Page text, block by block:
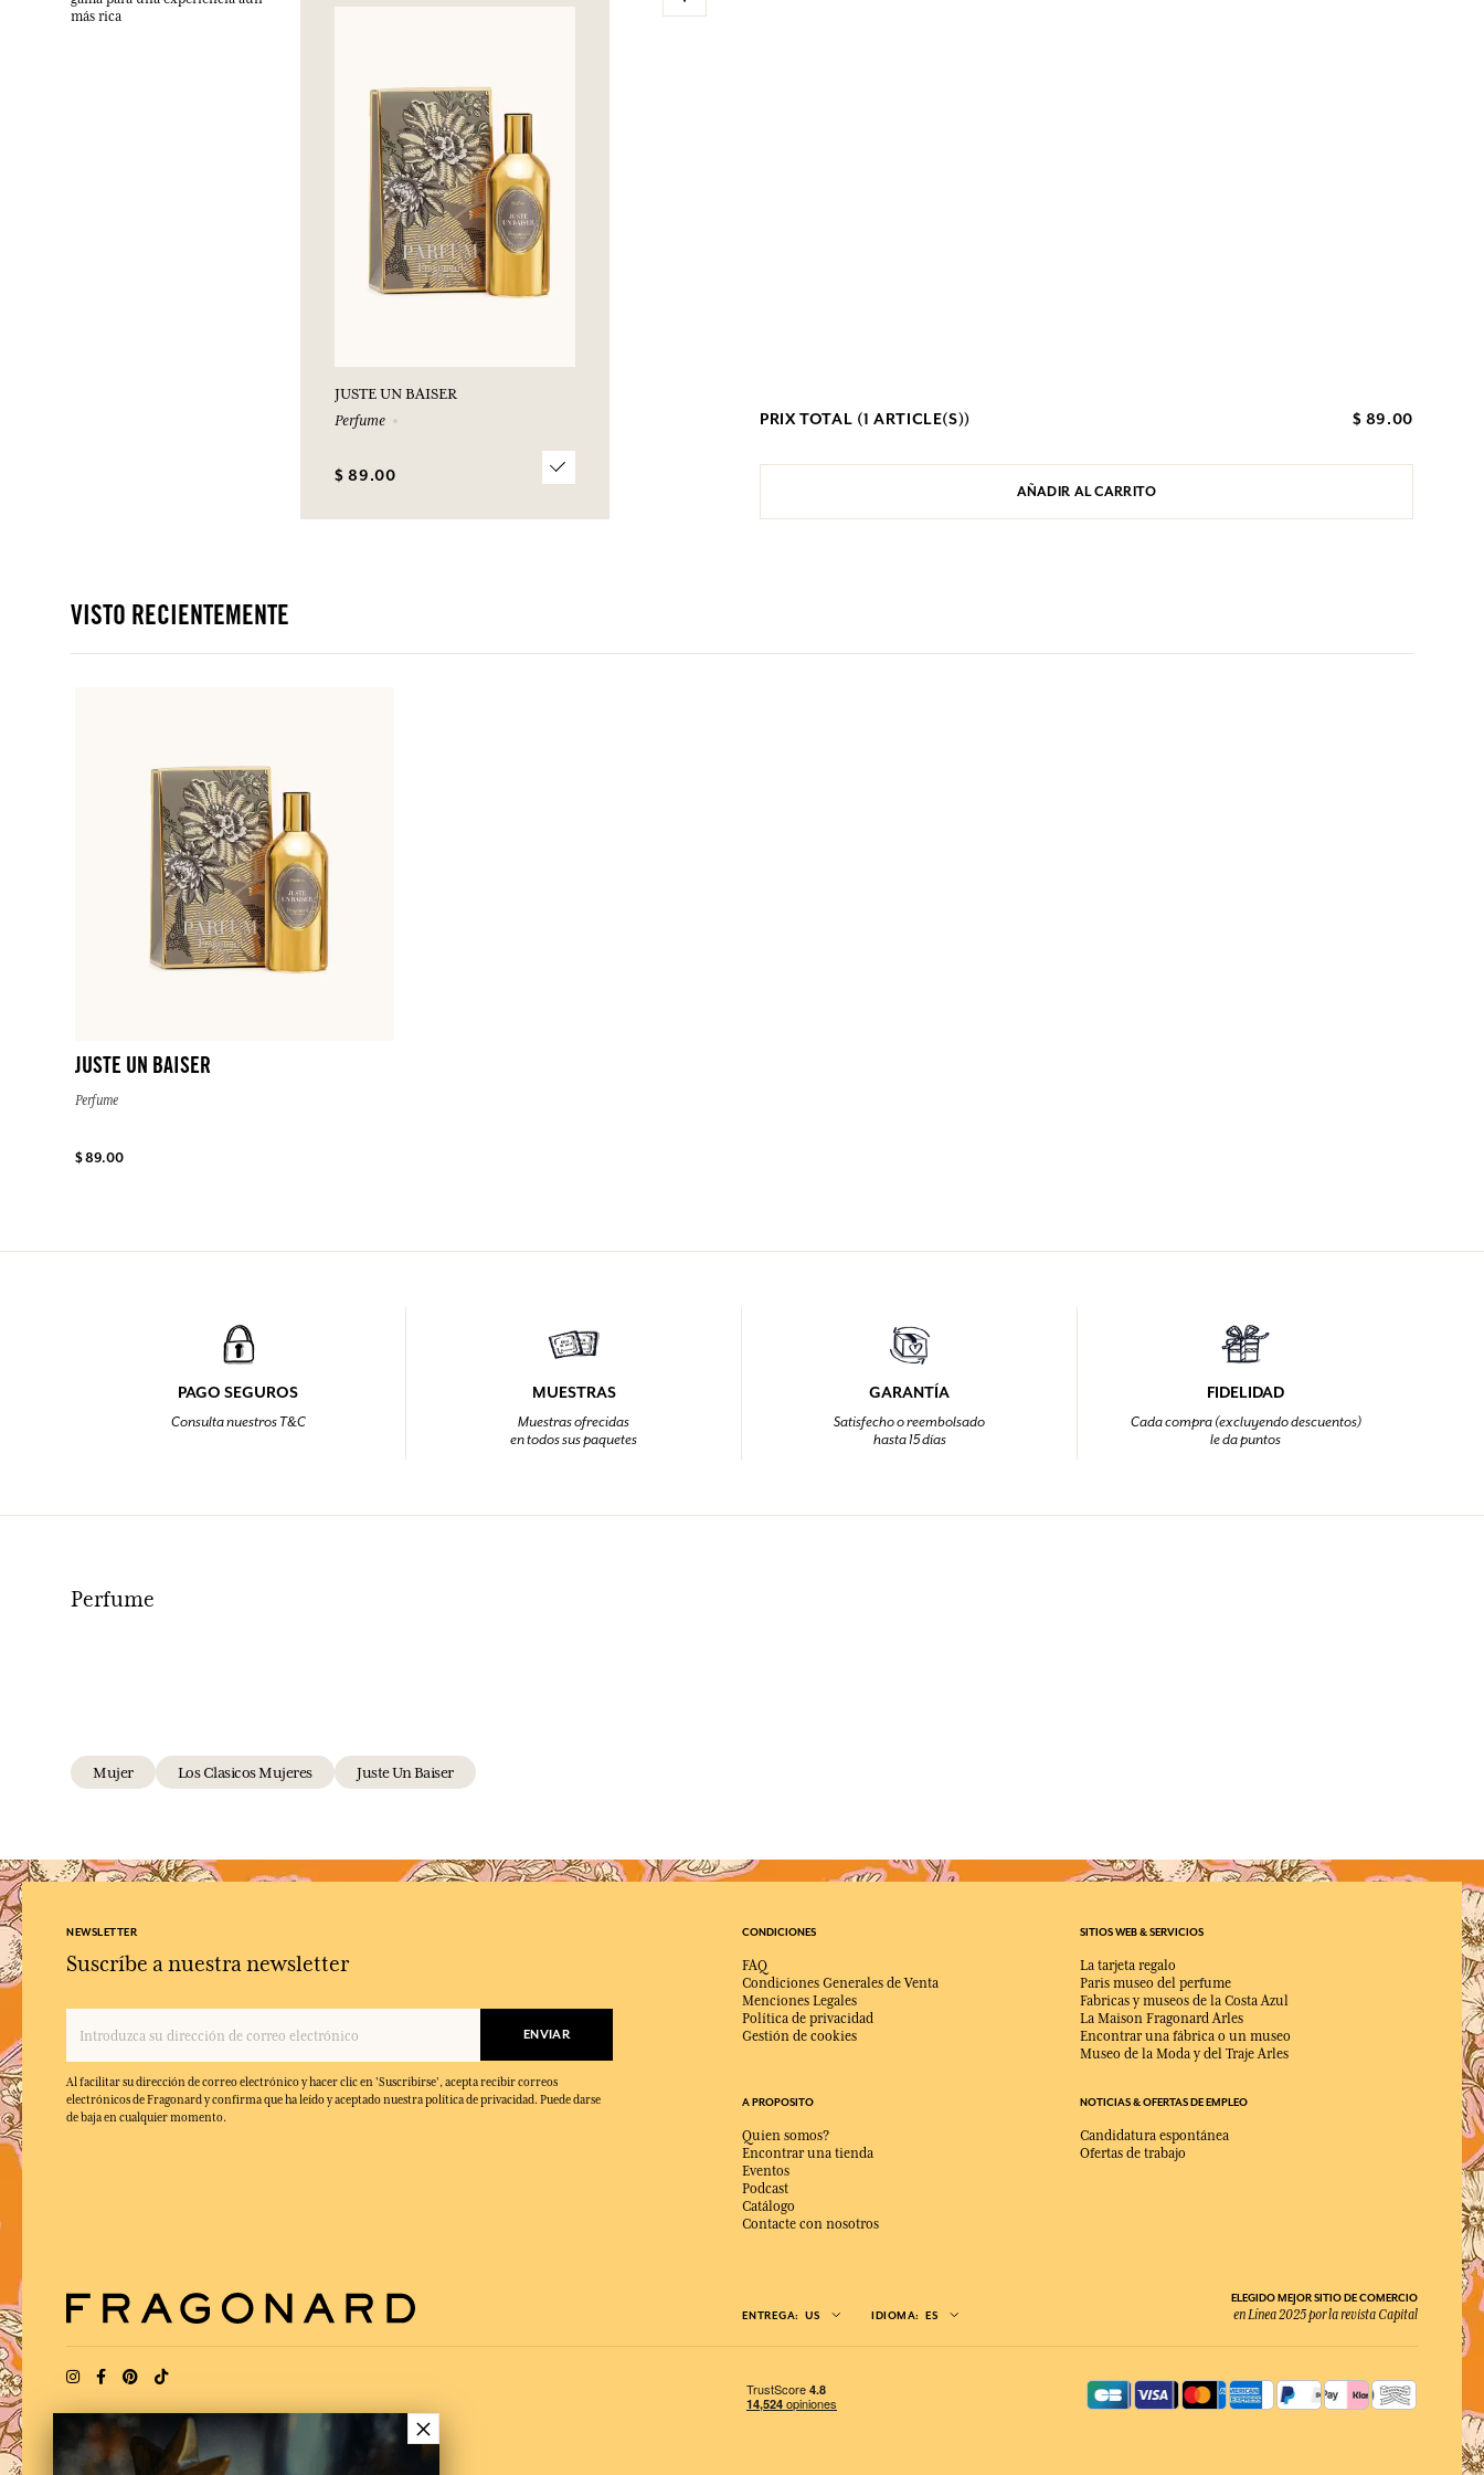
más rica
JUSTE UN BAISER
Perfume
$ 89.00
PRIX TOTAL (1 ARTICLE(S)) $ 89.00
AÑADIR AL CARRITO
VISTO RECIENTEMENTE
JUSTE UN BAISER
Perfume
$ 89.00
PAGO SEGUROS
Consulta nuestros T&C
MUESTRAS
Muestras ofrecidas
en todos sus paquetes
GARANTÍA
Satisfecho o reembolsado
hasta 15 días
FIDELIDAD
Cada compra (excluyendo descuentos)
le da puntos
Perfume
Mujer Los Clasicos Mujeres Juste Un Baiser
NEWSLETTER
Suscríbe a nuestra newsletter
ENVIAR
Al facilitar su dirección de correo electrónico y hacer clic en 'Suscribirse', acepta recibir correos
electrónicos de Fragonard y confirma que ha leído y aceptado nuestra política de privacidad. Puede darse
de baja en cualquier momento.
CONDICIONES
FAQ
Condiciones Generales de Venta
Menciones Legales
Política de privacidad
Gestión de cookies
SITIOS WEB & SERVICIOS
La tarjeta regalo
Paris museo del perfume
Fabricas y museos de la Costa Azul
La Maison Fragonard Arles
Encontrar una fábrica o un museo
Museo de la Moda y del Traje Arles
A PROPOSITO
Quien somos?
Encontrar una tienda
Eventos
Podcast
Catálogo
Contacte con nosotros
NOTICIAS & OFERTAS DE EMPLEO
Candidatura espontánea
Ofertas de trabajo
ENTREGA: US IDIOMA: ES
ELEGIDO MEJOR SITIO DE COMERCIO
en Línea 2025 por la revista Capital
×